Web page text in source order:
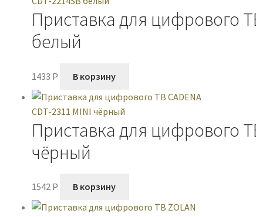
чёрный
Приставка для цифрового
белый
1433 P В корзину
Приставка для цифрового
чёрный
1542 P В корзину